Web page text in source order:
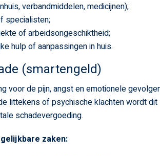
verbandmiddelen, medicijnen);
specialisten;
of arbeidsongeschiktheid;
hulp of aanpassingen in huis.
(smartengeld)
voor de pijn, angst en emotionele
littekens of psychische klachten wordt dit
schadevergoeding.
zaken: